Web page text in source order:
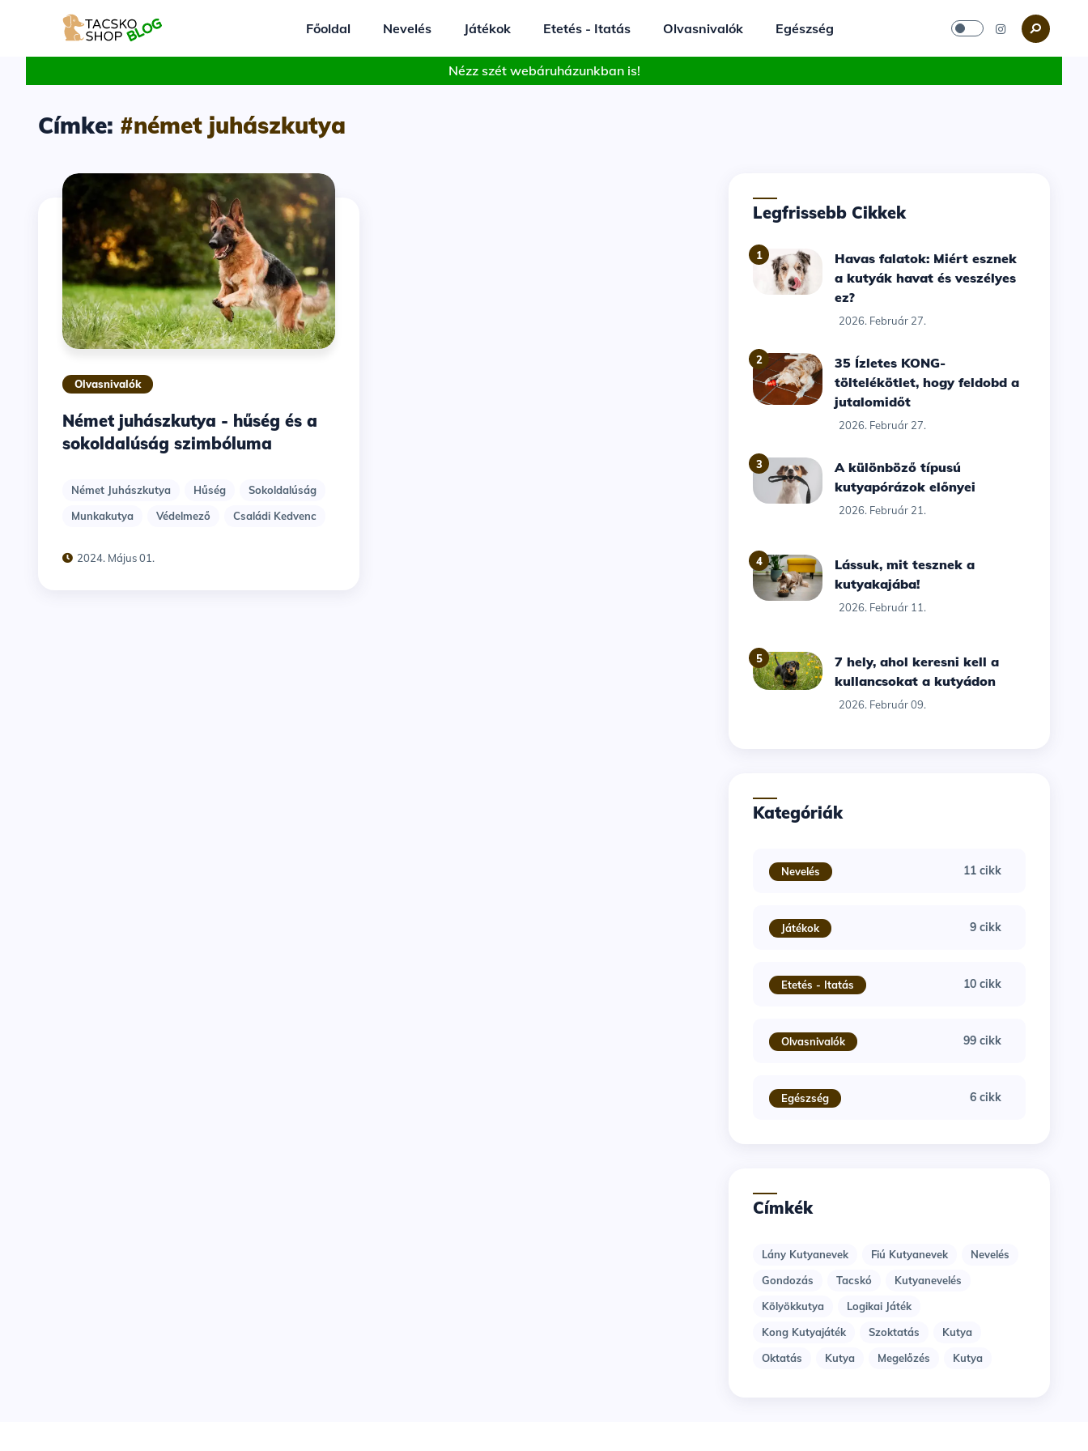
Főoldal Nevelés Játékok Etetés - Itatás Olvasnivalók Egészség
Nézz szét webáruházunkban is!
Címke: #német juhászkutya
Olvasnivalók
Német juhászkutya - hűség és a
sokoldalúság szimbóluma
Német Juhászkutya Hűség
Sokoldalúság
Munkakutya
Védelmező Családi Kedvenc
2024. Május 01.
Legfrissebb Cikkek
1
Havas falatok: Miért esznek
a kutyák havat és veszélyes
ez?
2026. Február 27.
2
35 Ízletes KONG-
töltelékötlet, hogy feldobd a
jutalomidőt
2026. Február 27.
3
A különböző típusú
kutyapórázok előnyei
2026. Február 21.
4
Lássuk, mit tesznek a
kutyakajába!
2026. Február 11.
5
7 hely, ahol keresni kell a
kullancsokat a kutyádon
2026. Február 09.
Kategóriák
Nevelés 11 cikk
Játékok 9 cikk
Etetés - Itatás 10 cikk
Olvasnivalók 99 cikk
Egészség 6 cikk
Címkék
Lány Kutyanevek Fiú Kutyanevek
Nevelés
Gondozás
Tacskó
Kutyanevelés
Kölyökkutya
Logikai Játék
Kong Kutyajáték
Szoktatás
Kutya
Oktatás
Kutya Megelőzés Kutya